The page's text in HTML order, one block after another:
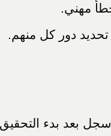
مهني.
دور كل منهم.
بعد بدء التحقيق.